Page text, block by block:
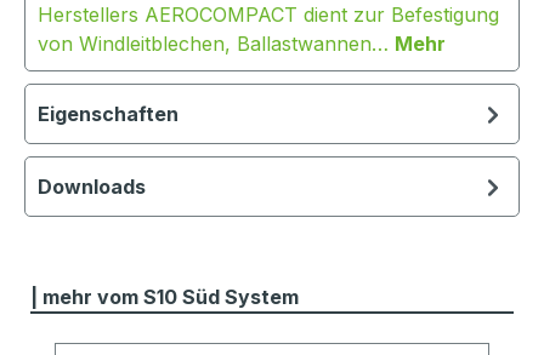
Herstellers AEROCOMPACT dient zur Befestigung
von Windleitblechen, Ballastwannen… Mehr
Eigenschaften
Downloads
Produktgalerie überspringen
| mehr vom S10 Süd System